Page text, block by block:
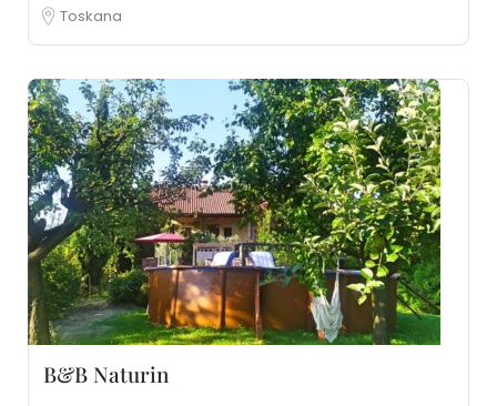
Toskana
B&B Naturin